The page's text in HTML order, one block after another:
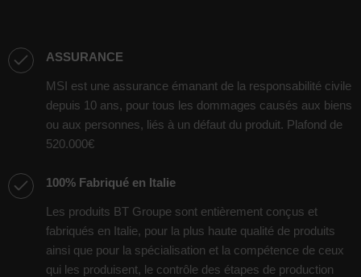
ASSURANCE
MSI est une assurance émanant de la responsabilité civile
depuis 10 ans, pour tous les dommages causés aux biens
ou aux personnes, liés à un défaut du produit. Plafond de
520.000€
100% Fabriqué en Italie
Les produits BT Groupe sont entièrement conçus et
fabriqués en Italie, pour la plus haute qualité de produits
ainsi que pour la spécialisation et la compétence de ceux
qui les produisent, le contrôle des étapes de production